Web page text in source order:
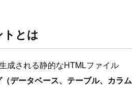
とは
成される静的なHTMLファイル
データベース、テーブル、カラム